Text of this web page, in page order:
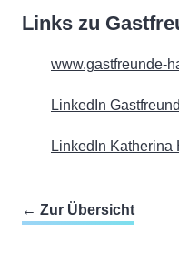
Links zu
www.gastfreunde-
LinkedIn
LinkedIn Katherina
← Zur Übersicht